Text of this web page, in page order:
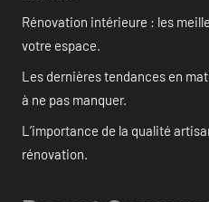
Rénovation intérieure : les
votre espace.
Les dernières tendances en
à ne pas manquer.
L’importance de la qualité
rénovation.